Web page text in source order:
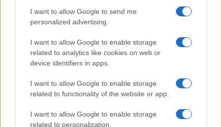
I want to allow Google to send me
personalized advertising.
I want to allow Google to enable storage
related to analytics like cookies on web or
device identifiers in apps.
I want to allow Google to enable storage
related to functionality of the website or app.
I want to allow Google to enable storage
related to personalization.
© 2026 - VOLOSCONTATO CONSIGLI E DIARI DI VIAGGIO - P.IVA
04827280654 – TESTATA REGISTRATA AL TRIBUNALE DI NOCERA
35792 – ISCRITTA ALL’ANSO (ASSOCIAZIONE NAZIONALE STAMPA
ONLINE)